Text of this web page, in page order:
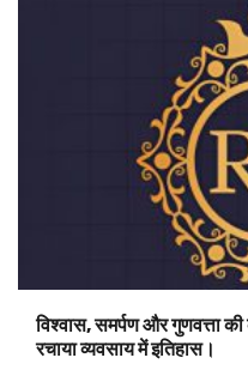
विश्वास, समर्पण और गुणवत्ता
रचाया व्यवसाय में इतिहास।